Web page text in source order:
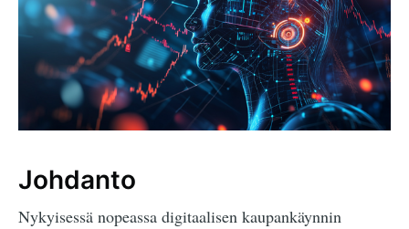
Johdanto
Nykyisessä nopeassa digitaalisen kaupankäynnin